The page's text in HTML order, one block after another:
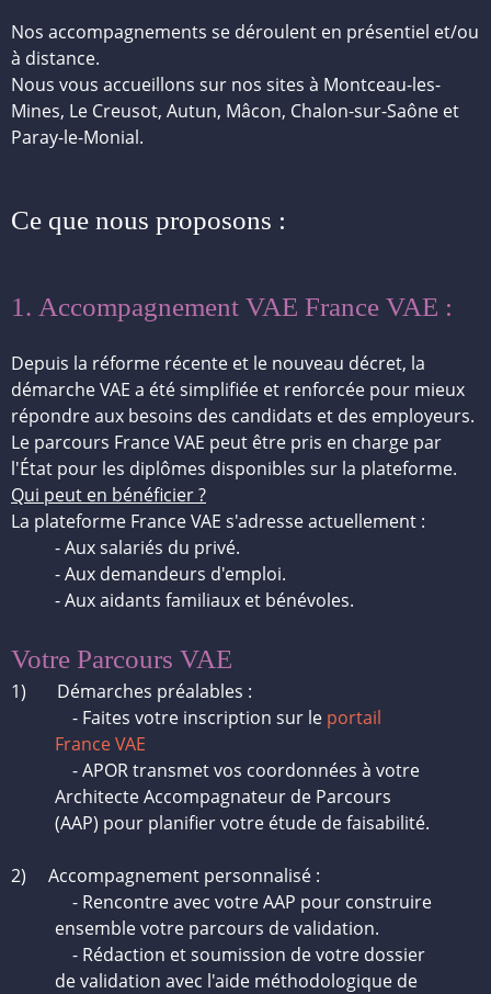
Nos accompagnements se déroulent en présentiel et/ou
à distance.
Nous vous accueillons sur nos sites à Montceau-les-
Mines, Le Creusot, Autun, Mâcon, Chalon-sur-Saône et
Paray-le-Monial.
Ce que nous proposons :
1. Accompagnement VAE France VAE :
Depuis la réforme récente et le nouveau décret, la
démarche VAE a été simplifiée et renforcée pour mieux
répondre aux besoins des candidats et des employeurs.
Le parcours France VAE peut être pris en charge par
l'État pour les diplômes disponibles sur la plateforme.
Qui peut en bénéficier ?
La plateforme France VAE s'adresse actuellement :
- Aux salariés du privé.
- Aux demandeurs d'emploi.
- Aux aidants familiaux et bénévoles.
Votre Parcours VAE
1) Démarches préalables :
- Faites votre inscription sur le portail
France VAE
- APOR transmet vos coordonnées à votre
Architecte Accompagnateur de Parcours
(AAP) pour planifier votre étude de faisabilité.
2)
Accompagnement personnalisé :
- Rencontre avec votre AAP pour construire
ensemble votre parcours de validation.
- Rédaction et soumission de votre dossier
de validation avec l'aide méthodologique de